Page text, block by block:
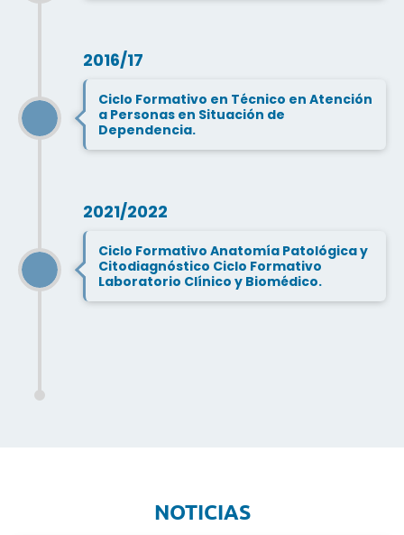
2016/17
Ciclo Formativo en Técnico en Atención
a Personas en Situación de
Dependencia.
2021/2022
Ciclo Formativo Anatomía Patológica y
Citodiagnóstico Ciclo Formativo
Laboratorio Clínico y Biomédico.
NOTICIAS